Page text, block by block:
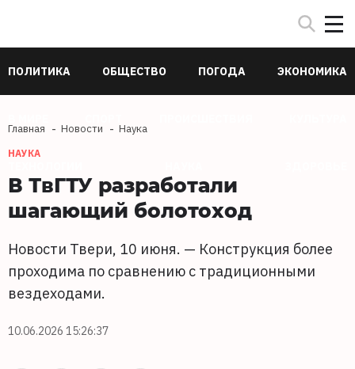
ПОЛИТИКА ОБЩЕСТВО ПОГОДА ЭКОНОМИКА
Главная Новости Наука
НАУКА
В ТвГТУ разработали
шагающий болотоход
Новости Твери, 10 июня. — Конструкция более
проходима по сравнению с традиционными
вездеходами.
10.06.2026 15:26:37